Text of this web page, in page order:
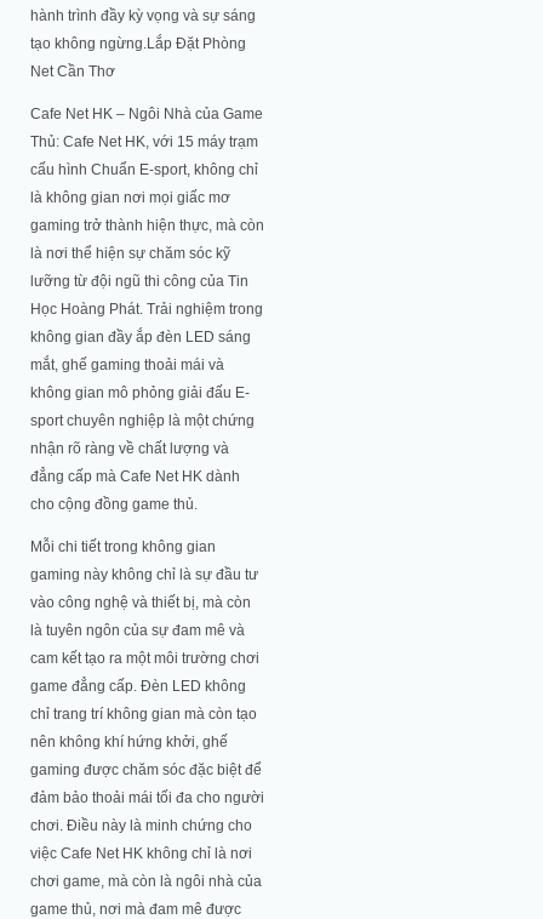
hành trình đầy kỳ vọng và sự sáng
tạo không ngừng.Lắp Đặt Phòng
Net Cần Thơ
Cafe Net HK – Ngôi Nhà của Game
Thủ: Cafe Net HK, với 15 máy trạm
cấu hình Chuẩn E-sport, không chỉ
là không gian nơi mọi giấc mơ
gaming trở thành hiện thực, mà còn
là nơi thể hiện sự chăm sóc kỹ
lưỡng từ đội ngũ thi công của Tin
Học Hoàng Phát. Trải nghiệm trong
không gian đầy ắp đèn LED sáng
mắt, ghế gaming thoải mái và
không gian mô phỏng giải đấu E-
sport chuyên nghiệp là một chứng
nhận rõ ràng về chất lượng và
đẳng cấp mà Cafe Net HK dành
cho cộng đồng game thủ.
Mỗi chi tiết trong không gian
gaming này không chỉ là sự đầu tư
vào công nghệ và thiết bị, mà còn
là tuyên ngôn của sự đam mê và
cam kết tạo ra một môi trường chơi
game đẳng cấp. Đèn LED không
chỉ trang trí không gian mà còn tạo
nên không khí hứng khởi, ghế
gaming được chăm sóc đặc biệt để
đảm bảo thoải mái tối đa cho người
chơi. Điều này là minh chứng cho
việc Cafe Net HK không chỉ là nơi
chơi game, mà còn là ngôi nhà của
game thủ, nơi mà đam mê được